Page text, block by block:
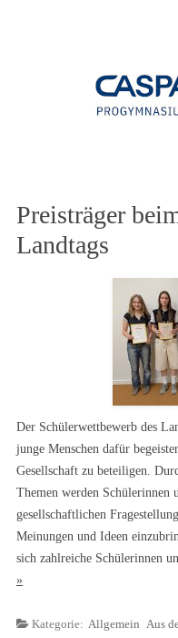
Preisträger
Landtags
Der Schülerwettbewerb des
junge Menschen dafür
Gesellschaft zu beteiligen.
Themen werden Schülerinnen
gesellschaftlichen
Meinungen und Ideen
sich zahlreiche Schülerinnen
»
Kategorie: Allgemein Aus